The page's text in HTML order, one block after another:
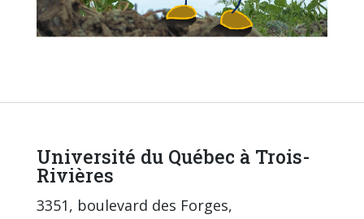
Université du Québec à Trois-
Rivières
3351, boulevard des Forges,